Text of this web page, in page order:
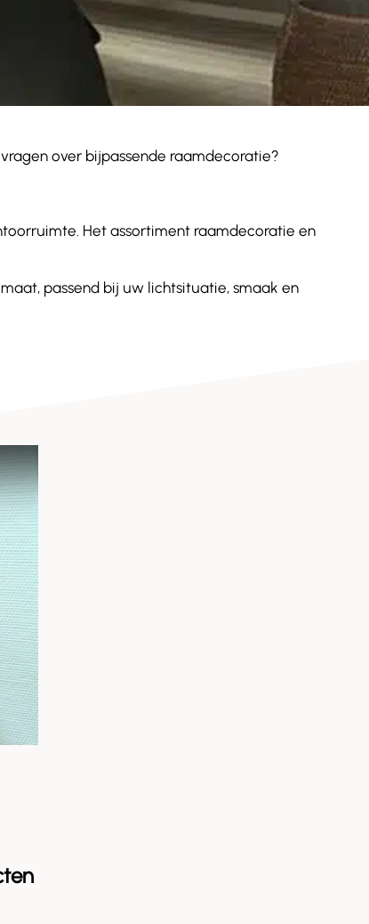
over bijpassende raamdecoratie?
Het assortiment raamdecoratie en
passend bij uw lichtsituatie, smaak en